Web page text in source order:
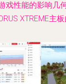
戏性能的影响几
XTREME主